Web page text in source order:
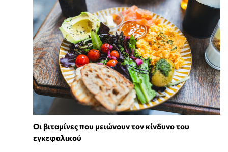
Οι βιταμίνες που μειώνουν τον κίνδυνο του
εγκεφαλικού